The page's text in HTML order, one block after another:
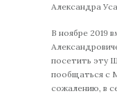
Александра
В ноябре 2019
посетить эту
пообщаться с
сожалению, в